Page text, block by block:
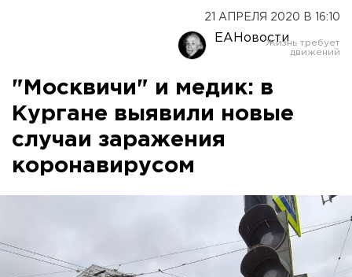
21 АПРЕЛЯ 2020 В 16:10
ЕАНовости
"Москвичи" и медик: в
Кургане выявили новые
случаи заражения
коронавирусом